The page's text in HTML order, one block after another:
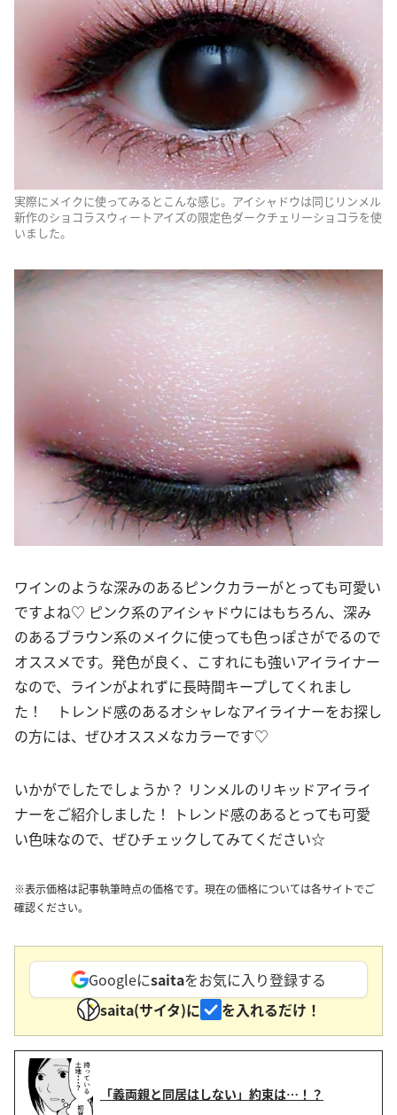
実際にメイクに使ってみるとこんな感じ。アイシャドウは同じリンメル
新作のショコラスウィートアイズの限定色ダークチェリーショコラを使
いました。
ワインのような深みのあるピンクカラーがとっても可愛い
ですよね♡ ピンク系のアイシャドウにはもちろん、深み
のあるブラウン系のメイクに使っても色っぽさがでるので
オススメです。発色が良く、こすれにも強いアイライナー
なので、ラインがよれずに長時間キープしてくれまし
た！ トレンド感のあるオシャレなアイライナーをお探し
の方には、ぜひオススメなカラーです♡
いかがでしたでしょうか？ リンメルのリキッドアイライ
ナーをご紹介しました！ トレンド感のあるとっても可愛
い色味なので、ぜひチェックしてみてください☆
※表示価格は記事執筆時点の価格です。現在の価格については各サイトでご
確認ください。
Googleにsaitaをお気に入り登録する
saita(サイタ)に
を入れるだけ！
「義両親と同居はしない」約束は…！？